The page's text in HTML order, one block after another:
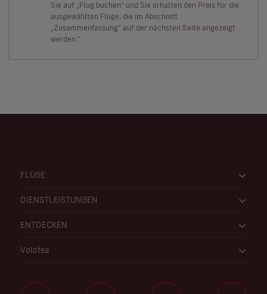
Sie auf „Flug buchen“ und Sie erhalten den Preis für die
ausgewählten Flüge, die im Abschnitt
„Zusammenfassung“ auf der nächsten Seite angezeigt
werden."
FLÜGE
DIENSTLEISTUNGEN
ENTDECKEN
Volotea